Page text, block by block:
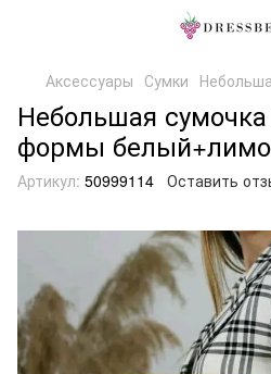
Аксессуары Сумки
Небольшая
формы
Артикул: 50999114 Оставить